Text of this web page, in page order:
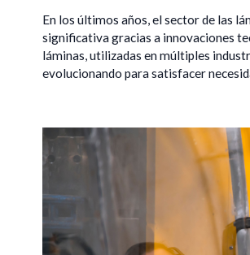
En los últimos años, el sector de las
significativa gracias a innovaciones
láminas, utilizadas en múltiples
evolucionando para satisfacer